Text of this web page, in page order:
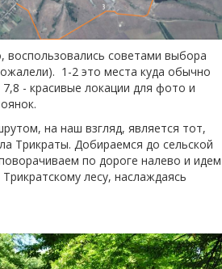
воспользовались советами выбора
1-2 это места куда обычно
- красивые локации для фото и
на наш взгляд, является тот,
Трикраты. Добираемся до сельской
по дороге налево и идем
лесу, наслаждаясь